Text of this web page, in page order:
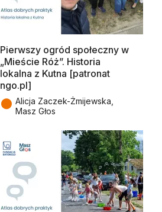
Pierwszy ogród społeczny w
„Mieście Róż”. Historia
lokalna z Kutna [patronat
ngo.pl]
● Alicja Zaczek-Żmijewska,
Masz Głos